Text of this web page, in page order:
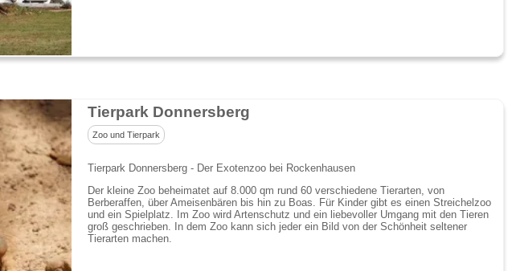
Tierpark Donnersberg
Zoo und Tierpark
Tierpark Donnersberg - Der Exotenzoo bei Rockenhausen
Der kleine Zoo beheimatet auf 8.000 qm rund 60 verschiedene Tierarten, von
Berberaffen, über Ameisenbären bis hin zu Boas. Für Kinder gibt es einen Streichelzoo
und ein Spielplatz. Im Zoo wird Artenschutz und ein liebevoller Umgang mit den Tieren
groß geschrieben. In dem Zoo kann sich jeder ein Bild von der Schönheit seltener
Tierarten machen.